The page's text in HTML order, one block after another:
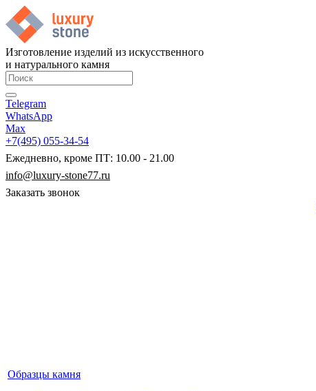
Изготовление изделий из искусственного
и натурального камня
Telegram
WhatsApp
Max
+7(495) 055-34-54
Ежедневно, кроме ПТ: 10.00 - 21.00
info@luxury-stone77.ru
Заказать звонок
Образцы камня